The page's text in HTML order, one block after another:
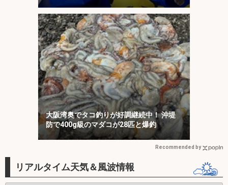
大阪湾奥でタコ釣りが好調継続中！ 沖堤
防で400g級のマダコが28匹と爆釣
Recommended by
リアルタイム天気＆風波情報